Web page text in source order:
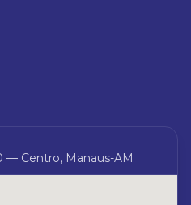
— Centro, Manaus-AM